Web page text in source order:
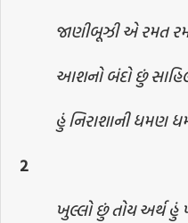
જાણીબૂઝી એ રમત
આશનો બંદો છું
હું નિરાશાની ધમણ
2
ખુલ્લો છું તોય અર્થ હું